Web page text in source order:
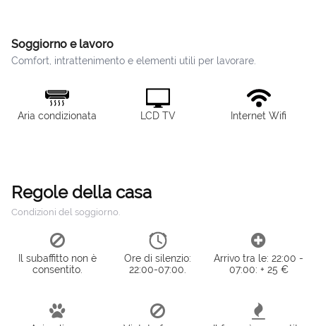
Soggiorno e lavoro
Comfort, intrattenimento e elementi utili per lavorare.
Aria condizionata LCD TV Internet Wifi
Regole della casa
Condizioni del soggiorno.
Il subaffitto non è
consentito.
Ore di silenzio:
22:00-07:00.
Arrivo tra le: 22:00 -
07:00: + 25 €